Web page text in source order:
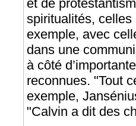
et de
spiritualités, celles
exemple, avec
dans une
à côté
reconnues. "Tout
exemple,
"Calvin a dit des